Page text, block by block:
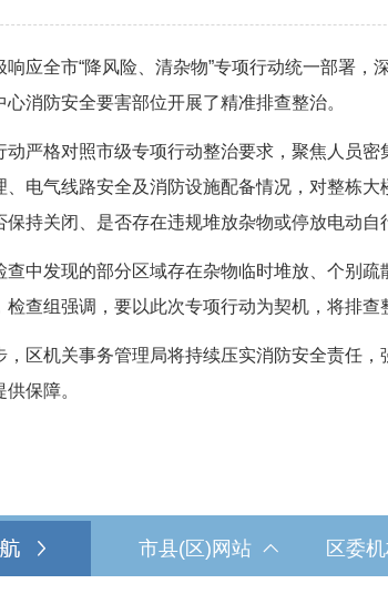
全市“降风险、清杂物”专项行动统一部署，
心消防安全要害部位开展了精准排查整治。
格对照市级专项行动整治要求，聚焦人员密
、电气线路安全及消防设施配备情况，对整栋
保持关闭、是否存在违规堆放杂物或停放电动
发现的部分区域存在杂物临时堆放、个别疏
检查组强调，要以此次专项行动为契机，将排
机关事务管理局将持续压实消防安全责任，
保障。
市县(区)网站 区委